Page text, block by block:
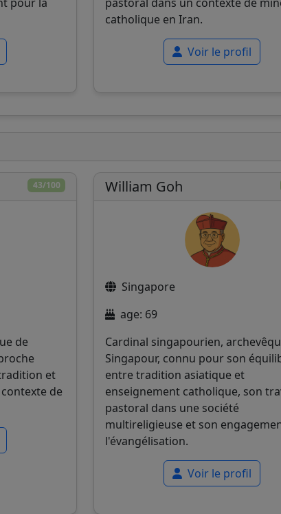
catholique en Iran.
Voir le profil
43/100
de
et
de
William Goh
Singapore
age: 69
Cardinal singapourien,
Singapour, connu pour son
entre tradition asiatique et
enseignement catholique, son
pastoral dans une société
multireligieuse et son
l'évangélisation.
Voir le profil